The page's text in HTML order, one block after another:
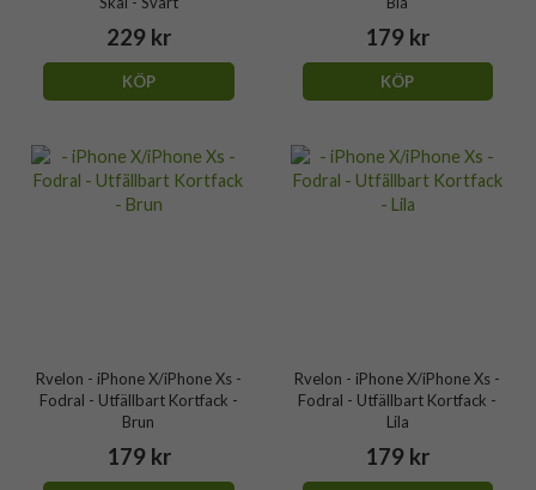
229 kr
KÖP
179 kr
KÖP
Rvelon - iPhone X/iPhone Xs -
Fodral - Utfällbart Kortfack -
Brun
179 kr
Rvelon - iPhone X/iPhone Xs -
Fodral - Utfällbart Kortfack -
Lila
179 kr